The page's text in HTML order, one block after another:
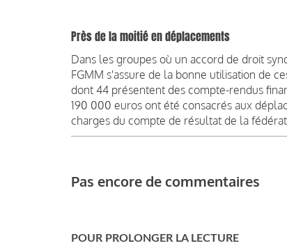
Près de la moitié en déplacements
Dans les groupes où un accord de droit
FGMM s'assure de la bonne utilisation de
dont 44 présentent des compte-rendus
190 000 euros ont été consacrés aux
charges du compte de résultat de la
Pas encore de commentaires
POUR PROLONGER LA LECTURE